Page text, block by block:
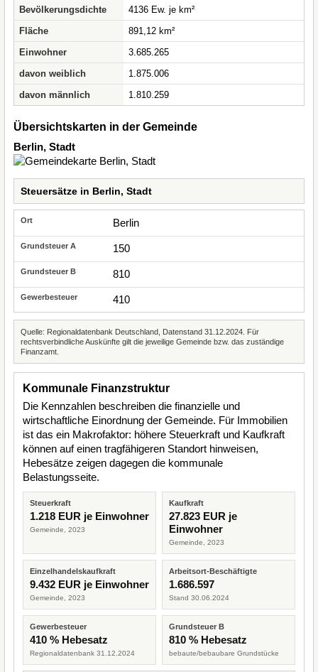
Bevölkerungsdichte
4136 Ew. je km²
Fläche
891,12 km²
Einwohner
3.685.265
davon weiblich
1.875.006
davon männlich
1.810.259
Übersichtskarten in der Gemeinde
Berlin, Stadt
Steuersätze in Berlin, Stadt
Berlin
150
810
410
Quelle: Regionaldatenbank Deutschland, Datenstand 31.12.2024. Für
rechtsverbindliche Auskünfte gilt die jeweilige Gemeinde bzw. das zuständige
Finanzamt.
Kommunale Finanzstruktur
Die Kennzahlen beschreiben die finanzielle und
wirtschaftliche Einordnung der Gemeinde. Für Immobilien
ist das ein Makrofaktor: höhere Steuerkraft und Kaufkraft
können auf einen tragfähigeren Standort hinweisen,
Hebesätze zeigen dagegen die kommunale
Belastungsseite.
Steuerkraft
1.218 EUR je Einwohner
Gemeinde, 2023
Kaufkraft
27.823 EUR je
Einwohner
Gemeinde, 2023
Einzelhandelskaufkraft
9.432 EUR je Einwohner
Gemeinde, 2023
Arbeitsort-Beschäftigte
1.686.597
Stand 30.06.2024
Gewerbesteuer
410 % Hebesatz
Regionaldatenbank 31.12.2024
Grundsteuer B
810 % Hebesatz
bebaute/bebaubare Grundstücke